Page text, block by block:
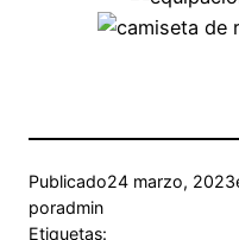
Publicado24 marzo, 2023
poradmin
Etiquetas: